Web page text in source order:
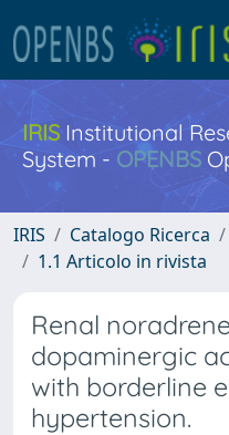
IRISInstitutional
System - OPENBS
IRIS Catalogo Ricerca
1.1 Articolo in rivista
Renal
dopaminergic
with borderline
hypertension.